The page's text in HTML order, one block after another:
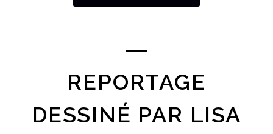
REPORTAGE
DESSINÉ PAR LISA